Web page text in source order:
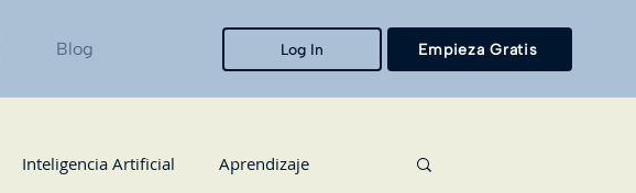
Blog Log In Empieza Gratis
Inteligencia Artificial Aprendizaje